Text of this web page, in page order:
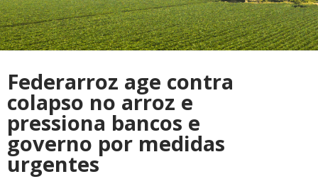
Federarroz age contra
colapso no arroz e
pressiona bancos e
governo por medidas
urgentes